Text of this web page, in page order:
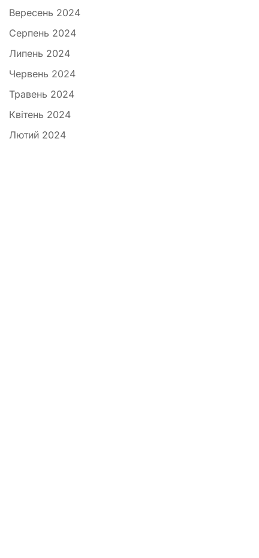
Вересень 2024
Серпень 2024
Липень 2024
Червень 2024
Травень 2024
Квітень 2024
Лютий 2024